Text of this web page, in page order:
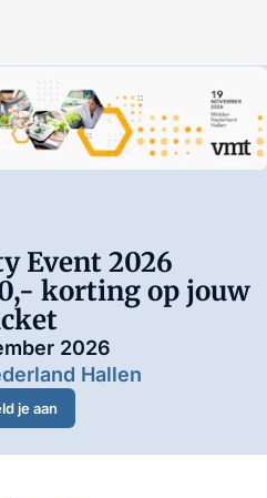
Event 2026
korting op jouw
2026
Hallen
je aan